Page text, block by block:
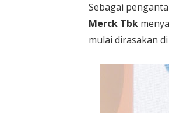
Sebagai
Merck Tbk
mulai dirasakan di